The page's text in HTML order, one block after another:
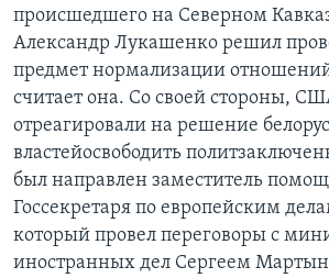
происшедшего на Северном
Александр Лукашенко решил
предмет нормализации
считает она. Со своей стороны,
отреагировали на решение
властейосвободить
был направлен заместитель
Госсекретаря по европейским
который провел переговоры с
иностранных дел Сергеем